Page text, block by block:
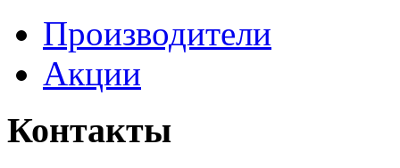
Производители
Акции
Контакты